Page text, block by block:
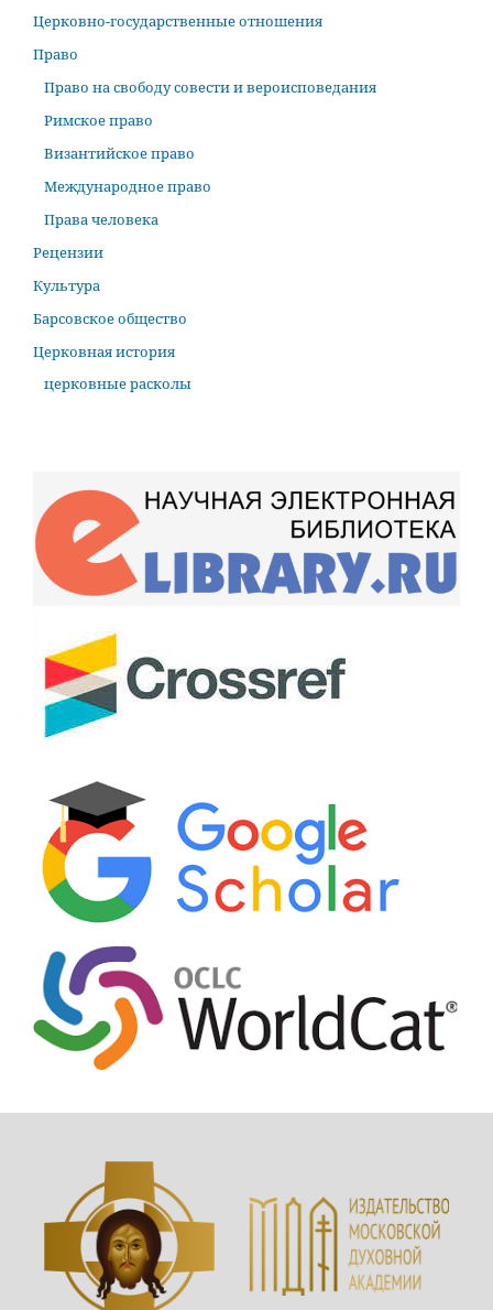
Церковно-государственные отношения
Право
Право на свободу совести и вероисповедания
Римское право
Византийское право
Международное право
Права человека
Рецензии
Культура
Барсовское общество
Церковная история
церковные расколы